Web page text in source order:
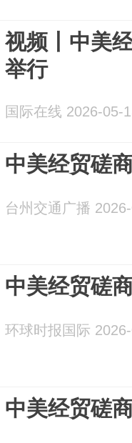
视频丨中美
举行
国际在线 2026-05-
中美经贸磋
台州交通广播
中美经贸磋
环球时报国际
中美经贸磋